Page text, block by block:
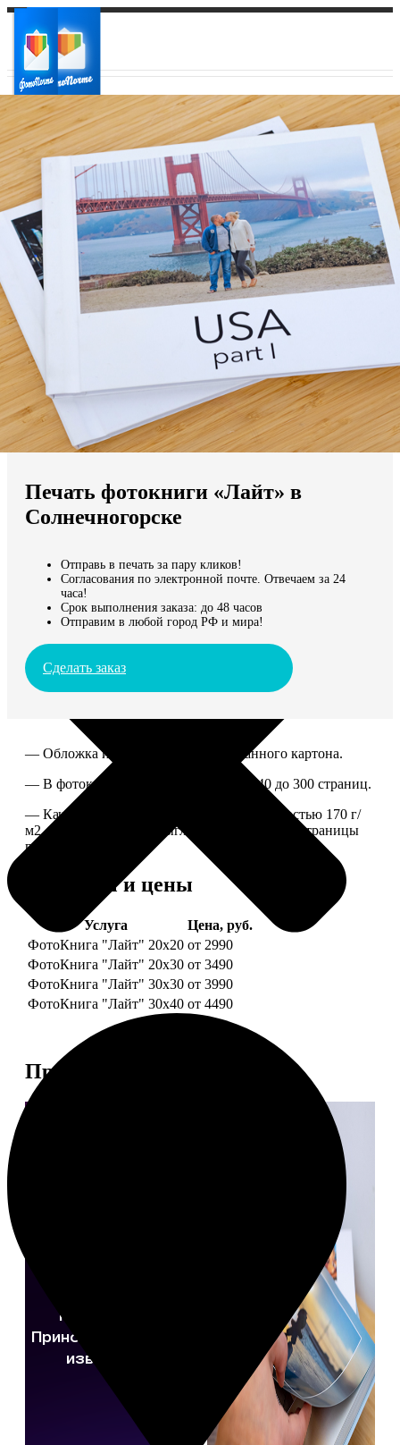
Ваш город:
Ваш регион доставки
Выберите из списка:
Мы доставляем по всему миру
Продолжить без города
Печать фотокниги «Лайт» в
Солнечногорске
Отправь в печать за пару кликов!
Согласования по электронной почте. Отвечаем за 24
часа!
Срок выполнения заказа: до 48 часов
Отправим в любой город РФ и мира!
Сделать заказ
— Обложка из твердого ламинированного картона.
— В фотокниге можно разместить от 40 до 300 страниц.
— Качественная мелованная бумага плотностью 170 г/
м2, то есть страницы выглядят, как плотные страницы
глянцевого журнала.
Форматы и цены
Услуга
Цена, руб.
ФотоКнига "Лайт" 20x20 от 2990
ФотоКнига "Лайт" 20x30 от 3490
ФотоКнига "Лайт" 30x30 от 3990
ФотоКнига "Лайт" 30x40 от 4490
Примеры работ